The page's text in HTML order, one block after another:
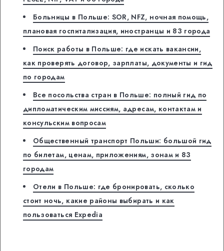
Больницы в Польше: SOR, NFZ, ночная помощь,
плановая госпитализация, иностранцы и 83 города
Поиск работы в Польше: где искать вакансии,
как проверять договор, зарплаты, документы и гид
по городам
Все посольства стран в Польше: полный гид по
дипломатическим миссиям, адресам, контактам и
консульским вопросам
Общественный транспорт Польши: большой гид
по билетам, ценам, приложениям, зонам и 83
городам
Отели в Польше: где бронировать, сколько
стоит ночь, какие районы выбирать и как
пользоваться Expedia